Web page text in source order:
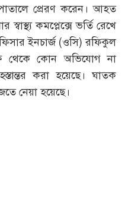
প্রেরণ করেন। আহত
কমপ্লেক্সে ভর্তি রেখে
ইনচার্জ (ওসি) রফিকুল
থেকে কোন অভিযোগ না
করা হয়েছে। ঘাতক
নেয়া হয়েছে।